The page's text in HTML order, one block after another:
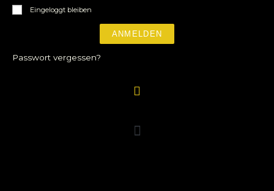
Eingeloggt bleiben
ANMELDEN
Passwort vergessen?